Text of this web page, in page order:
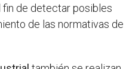
de detectar posibles
de las normativas de